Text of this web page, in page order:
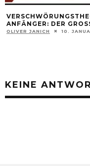
ANFÄNGER: DER
OLIVER JANICH 10.
KEINE